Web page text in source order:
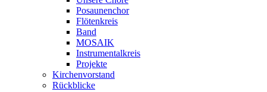
Posaunenchor
Flötenkreis
Band
MOSAIK
Instrumentalkreis
Projekte
Kirchenvorstand
Rückblicke